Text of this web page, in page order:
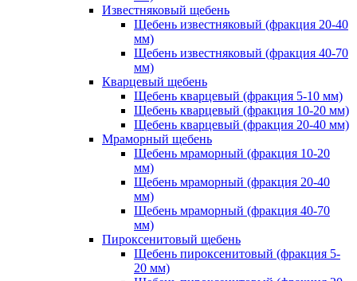
Известняковый щебень
Щебень известняковый (фракция 20-40
мм)
Щебень известняковый (фракция 40-70
мм)
Кварцевый щебень
Щебень кварцевый (фракция 5-10 мм)
Щебень кварцевый (фракция 10-20 мм)
Щебень кварцевый (фракция 20-40 мм)
Мраморный щебень
Щебень мраморный (фракция 10-20
мм)
Щебень мраморный (фракция 20-40
мм)
Щебень мраморный (фракция 40-70
мм)
Пироксенитовый щебень
Щебень пироксенитовый (фракция 5-
20 мм)